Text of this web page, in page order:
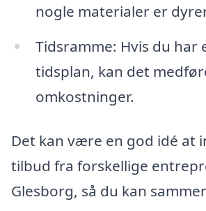
nogle materialer er
Tidsramme: Hvis du har
tidsplan, kan det
omkostninger.
Det kan være en god idé at
tilbud fra forskellige
Glesborg, så du kan